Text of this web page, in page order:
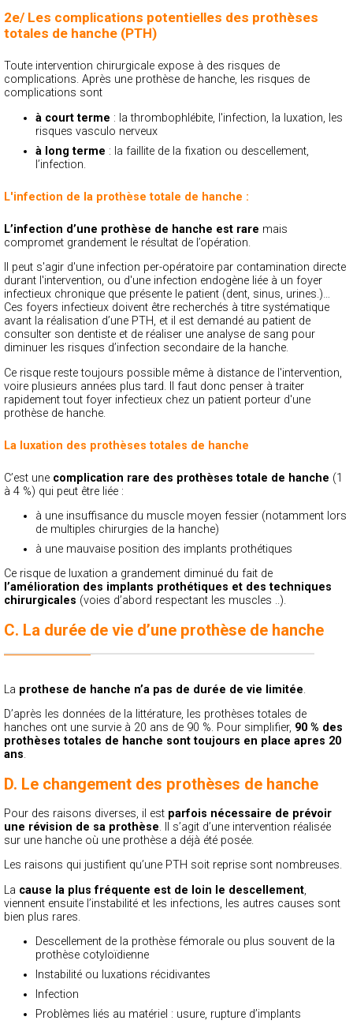
2e/ Les complications potentielles des prothèses
totales de hanche (PTH)
Toute intervention chirurgicale expose à des risques de
complications. Après une prothèse de hanche, les risques de
complications sont
à court terme : la thrombophlébite, l'infection, la luxation, les
risques vasculo nerveux
à long terme : la faillite de la fixation ou descellement,
l’infection.
L'infection de la prothèse totale de hanche :
L’infection d’une prothèse de hanche est rare mais
compromet grandement le résultat de l’opération.
Il peut s'agir d'une infection per-opératoire par contamination directe
durant l'intervention, ou d'une infection endogène liée à un foyer
infectieux chronique que présente le patient (dent, sinus, urines.)…
Ces foyers infectieux doivent être recherchés à titre systématique
avant la réalisation d’une PTH, et il est demandé au patient de
consulter son dentiste et de réaliser une analyse de sang pour
diminuer les risques d’infection secondaire de la hanche.
Ce risque reste toujours possible même à distance de l'intervention,
voire plusieurs années plus tard. Il faut donc penser à traiter
rapidement tout foyer infectieux chez un patient porteur d'une
prothèse de hanche.
La luxation des prothèses totales de hanche
C’est une complication rare des prothèses totale de hanche (1
à 4 %) qui peut être liée :
à une insuffisance du muscle moyen fessier (notamment lors
de multiples chirurgies de la hanche)
à une mauvaise position des implants prothétiques
Ce risque de luxation a grandement diminué du fait de
l’amélioration des implants prothétiques et des techniques
chirurgicales (voies d’abord respectant les muscles ..).
C. La durée de vie d’une prothèse de hanche
La prothese de hanche n’a pas de durée de vie limitée.
D’après les données de la littérature, les prothèses totales de
hanches ont une survie à 20 ans de 90 %. Pour simplifier, 90 % des
prothèses totales de hanche sont toujours en place apres 20
ans.
D. Le changement des prothèses de hanche
Pour des raisons diverses, il est parfois nécessaire de prévoir
une révision de sa prothèse. Il s’agit d’une intervention réalisée
sur une hanche où une prothèse a déjà été posée.
Les raisons qui justifient qu’une PTH soit reprise sont nombreuses.
La cause la plus fréquente est de loin le descellement,
viennent ensuite l’instabilité et les infections, les autres causes sont
bien plus rares.
Descellement de la prothèse fémorale ou plus souvent de la
prothèse cotyloïdienne
Instabilité ou luxations récidivantes
Infection
Problèmes liés au matériel : usure, rupture d’implants